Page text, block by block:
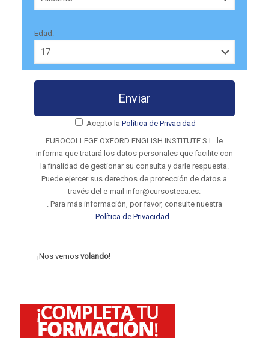
Edad:
Acepto la Política de Privacidad
EUROCOLLEGE OXFORD ENGLISH INSTITUTE S.L. le
informa que tratará los datos personales que facilite con
la finalidad de gestionar su consulta y darle respuesta.
Puede ejercer sus derechos de protección de datos a
través del e-mail infor@cursosteca.es.
. Para más información, por favor, consulte nuestra
Política de Privacidad .
¡Nos vemos volando!